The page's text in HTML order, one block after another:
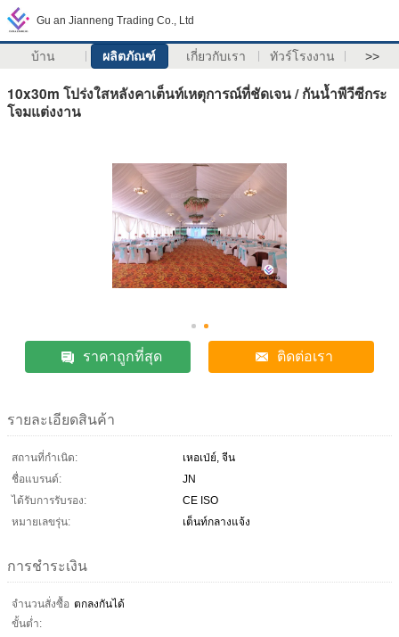
Gu an Jianneng Trading Co., Ltd
บ้าน ผลิตภัณฑ์ เกี่ยวกับเรา ทัวร์โรงงาน >>
10x30m โปร่งใสหลังคาเต็นท์เหตุการณ์ที่ชัดเจน / กันน้ำพีวีซีกระ
โจมแต่งงาน
ราคาถูกที่สุด ติดต่อเรา
รายละเอียดสินค้า
สถานที่กำเนิด:
เหอเป่ย์, จีน
ชื่อแบรนด์:
JN
ได้รับการรับรอง:
CE ISO
หมายเลขรุ่น:
เต็นท์กลางแจ้ง
การชำระเงิน
จำนวนสั่งซื้อ
ขั้นต่ำ:
ตกลงกันได้